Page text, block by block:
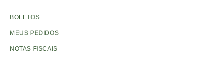
BOLETOS
MEUS PEDIDOS
NOTAS FISCAIS